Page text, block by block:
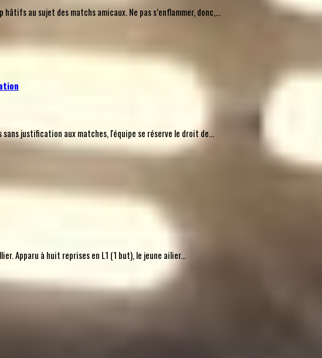
au sujet des matchs amicaux. Ne pas s’enflammer, donc,...
sans justification aux matches, l'équipe se réserve le droit de...
Apparu à huit reprises en L1 (1 but), le jeune ailier...